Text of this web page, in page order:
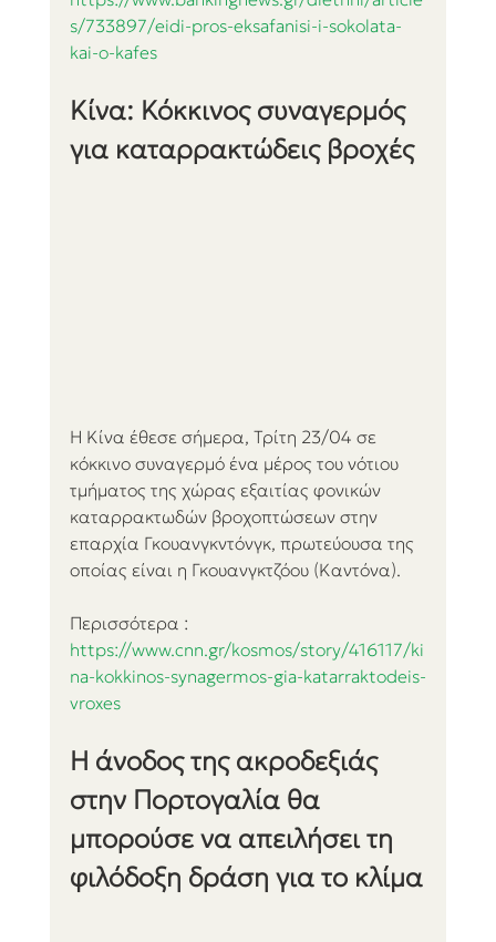
s/733897/eidi-pros-eksafanisi-i-sokolata-
kai-o-kafes
Κίνα: Κόκκινος συναγερμός
για καταρρακτώδεις βροχές
Η Κίνα έθεσε σήμερα, Τρίτη 23/04 σε
κόκκινο συναγερμό ένα μέρος του νότιου
τμήματος της χώρας εξαιτίας φονικών
καταρρακτωδών βροχοπτώσεων στην
επαρχία Γκουανγκντόνγκ, πρωτεύουσα της
οποίας είναι η Γκουανγκτζόου (Καντόνα).
Περισσότερα :
https://www.cnn.gr/kosmos/story/416117/ki
na-kokkinos-synagermos-gia-katarraktodeis-
vroxes
Η άνοδος της ακροδεξιάς
στην Πορτογαλία θα
μπορούσε να απειλήσει τη
φιλόδοξη δράση για το κλίμα